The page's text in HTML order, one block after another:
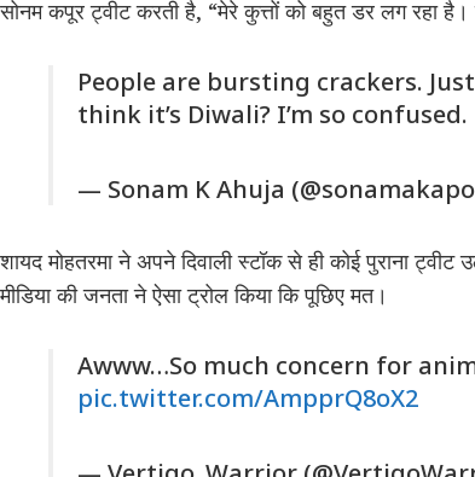
सोनम कपूर ट्वीट करती है, “मेरे कुत्तों को बहुत डर लग रहा है।
People are bursting crackers.
think it’s Diwali? I’m so confused.
— Sonam K Ahuja
शायद मोहतरमा ने अपने दिवाली स्टॉक से ही कोई पुराना
मीडिया की जनता ने ऐसा ट्रोल किया कि पूछिए मत।
Awww…So much concern for
pic.twitter.com/AmpprQ8oX2